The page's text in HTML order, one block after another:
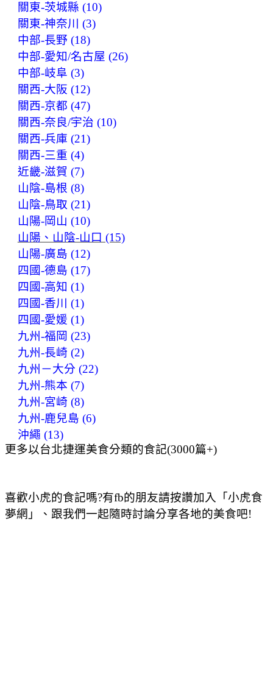
關東-茨城縣 (10)
關東-神奈川 (3)
中部-長野 (18)
中部-愛知/名古屋 (26)
中部-岐阜 (3)
關西-大阪 (12)
關西-京都 (47)
關西-奈良/宇治 (10)
關西-兵庫 (21)
關西-三重 (4)
近畿-滋賀 (7)
山陰-島根 (8)
山陰-鳥取 (21)
山陽-岡山 (10)
山陽、山陰-山口 (15)
山陽-廣島 (12)
四國-德島 (17)
四國-高知 (1)
四國-香川 (1)
四國-愛媛 (1)
九州-福岡 (23)
九州-長崎 (2)
九州－大分 (22)
九州-熊本 (7)
九州-宮崎 (8)
九州-鹿兒島 (6)
沖繩 (13)
更多以台北捷運美食分類的食記(3000篇+)
喜歡小虎的食記嗎?有fb的朋友請按讚加入「小虎食
夢網」、跟我們一起隨時討論分享各地的美食吧!